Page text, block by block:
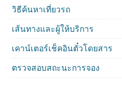
วิธีค้นหาเที่ยวรถ
เส้นทางและผู้ให้บริการ
เคาน์เตอร์เช็คอินตั๋วโดยสาร
ตรวจสอบสถะนะการจอง